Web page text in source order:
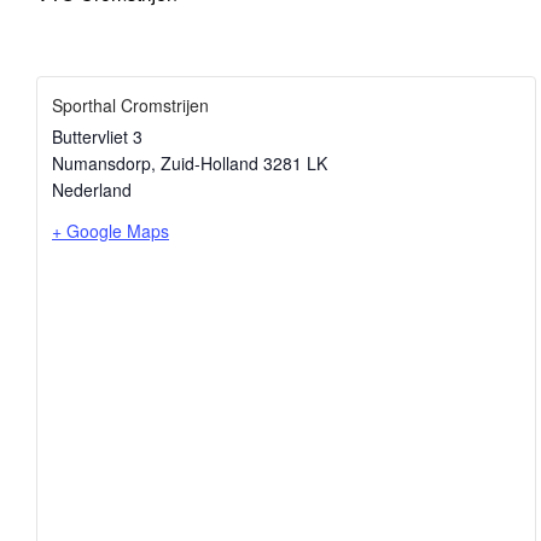
Sporthal Cromstrijen
Buttervliet 3
Numansdorp, Zuid-Holland 3281 LK
Nederland
+ Google Maps